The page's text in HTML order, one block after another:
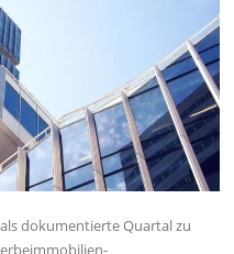
dokumentierte Quartal zu